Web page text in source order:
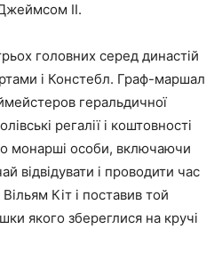
II.
головних серед династій
і Констебл. Граф-маршал
геральдичної
регалії і коштовності
монарші особи, включаючи
відвідувати і проводити час
Кіт і поставив той
якого збереглися на кручі